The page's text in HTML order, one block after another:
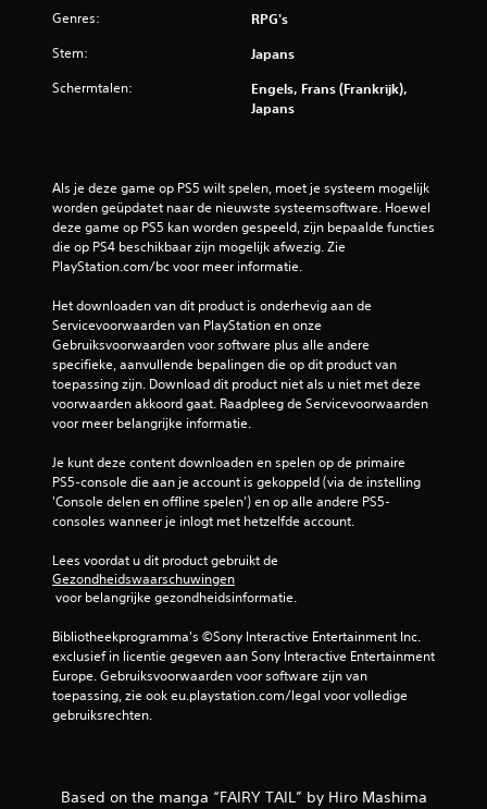
Genres: RPG's
Stem: Japans
Schermtalen:
Engels, Frans (Frankrijk),
Japans
Als je deze game op PS5 wilt spelen, moet je systeem mogelijk
worden geüpdatet naar de nieuwste systeemsoftware. Hoewel
deze game op PS5 kan worden gespeeld, zijn bepaalde functies
die op PS4 beschikbaar zijn mogelijk afwezig. Zie
PlayStation.com/bc voor meer informatie.
Het downloaden van dit product is onderhevig aan de
Servicevoorwaarden van PlayStation en onze
Gebruiksvoorwaarden voor software plus alle andere
specifieke, aanvullende bepalingen die op dit product van
toepassing zijn. Download dit product niet als u niet met deze
voorwaarden akkoord gaat. Raadpleeg de Servicevoorwaarden
voor meer belangrijke informatie.
Je kunt deze content downloaden en spelen op de primaire
PS5-console die aan je account is gekoppeld (via de instelling
'Console delen en offline spelen') en op alle andere PS5-
consoles wanneer je inlogt met hetzelfde account.
Lees voordat u dit product gebruikt de
Gezondheidswaarschuwingen
voor belangrijke gezondheidsinformatie.
Bibliotheekprogramma's ©Sony Interactive Entertainment Inc.
exclusief in licentie gegeven aan Sony Interactive Entertainment
Europe. Gebruiksvoorwaarden voor software zijn van
toepassing, zie ook eu.playstation.com/legal voor volledige
gebruiksrechten.
Based on the manga “FAIRY TAIL” by Hiro Mashima